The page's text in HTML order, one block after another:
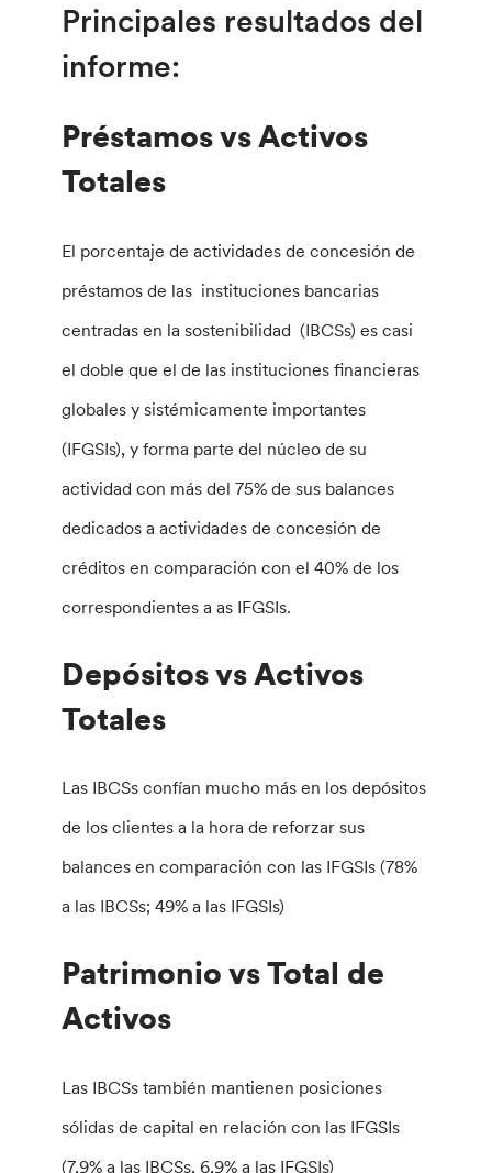
Principales resultados del
informe:
Préstamos vs Activos
Totales
El porcentaje de actividades de concesión de
préstamos de las instituciones bancarias
centradas en la sostenibilidad (IBCSs) es casi
el doble que el de las instituciones financieras
globales y sistémicamente importantes
(IFGSIs), y forma parte del núcleo de su
actividad con más del 75% de sus balances
dedicados a actividades de concesión de
créditos en comparación con el 40% de los
correspondientes a as IFGSIs.
Depósitos vs Activos
Totales
Las IBCSs confían mucho más en los depósitos
de los clientes a la hora de reforzar sus
balances en comparación con las IFGSIs (78%
a las IBCSs; 49% a las IFGSIs)
Patrimonio vs Total de
Activos
Las IBCSs también mantienen posiciones
sólidas de capital en relación con las IFGSIs
(7,9% a las IBCSs, 6,9% a las IFGSIs)